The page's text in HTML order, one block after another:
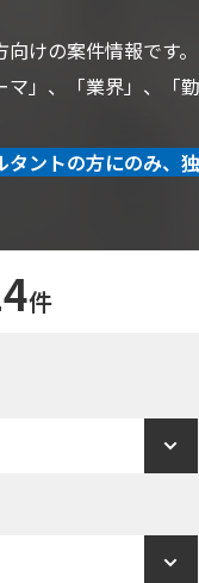
けの案件情報です。
」、「業界」、「
ントの方にのみ、
件